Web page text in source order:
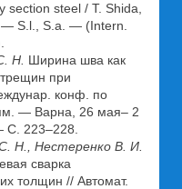
section steel / T. Shida,
— S.l., S.a. — (Intern.
Н. Ширина шва как
трещин при
конф. по
— Варна, 26 мая– 2
223–228.
Н., Нестеренко В. И.
сварка
толщин // Автомат.